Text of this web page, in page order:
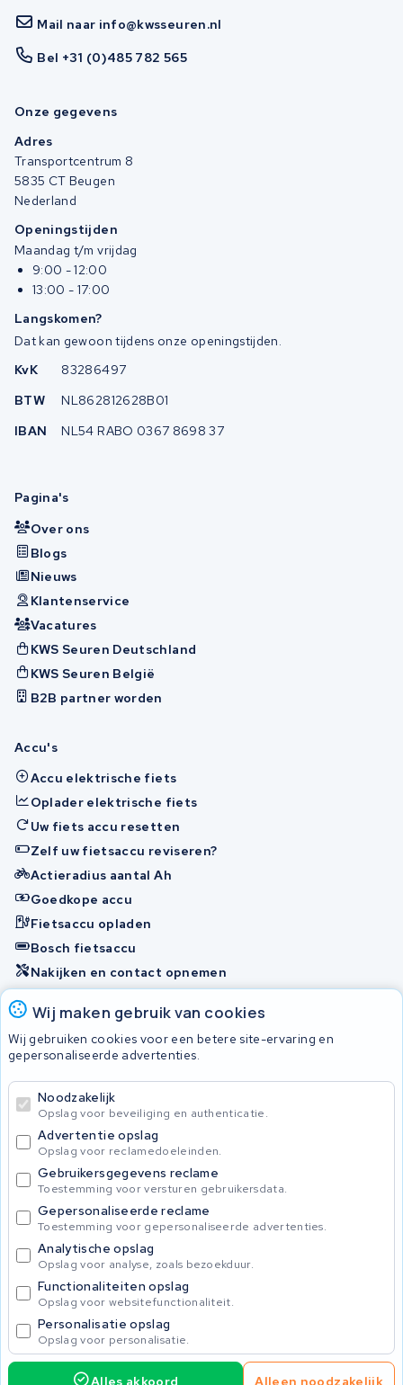
Wij maken gebruik van cookies
Wij gebruiken cookies voor een betere site-ervaring en
gepersonaliseerde advertenties.
Noodzakelijk
Opslag voor beveiliging en authenticatie.
Advertentie opslag
Opslag voor reclamedoeleinden.
Gebruikersgegevens reclame
Toestemming voor versturen gebruikersdata.
Gepersonaliseerde reclame
Toestemming voor gepersonaliseerde advertenties.
Analytische opslag
Opslag voor analyse, zoals bezoekduur.
Functionaliteiten opslag
Opslag voor websitefunctionaliteit.
Personalisatie opslag
Opslag voor personalisatie.
Alles akkoord Alleen noodzakelijk
Mail naar info@kwsseuren.nl
Bel +31 (0)485 782 565
Onze gegevens
Adres
Transportcentrum 8
5835 CT Beugen
Nederland
Openingstijden
Maandag t/m vrijdag
9:00 - 12:00
13:00 - 17:00
Langskomen?
Dat kan gewoon tijdens onze openingstijden.
KvK
83286497
BTW
NL862812628B01
IBAN
NL54 RABO 0367 8698 37
Pagina's
Over ons
Blogs
Nieuws
Klantenservice
Vacatures
KWS Seuren Deutschland
KWS Seuren België
B2B partner worden
Accu's
Accu elektrische fiets
Oplader elektrische fiets
Uw fiets accu resetten
Zelf uw fietsaccu reviseren?
Actieradius aantal Ah
Goedkope accu
Fietsaccu opladen
Bosch fietsaccu
Nakijken en contact opnemen
Privacybeleid